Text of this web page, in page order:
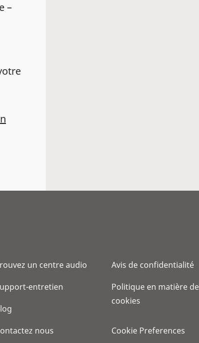
–
un centre audio
entretien
nous
Avis de confidentialité
Politique en matière de
cookies
Cookie Preferences